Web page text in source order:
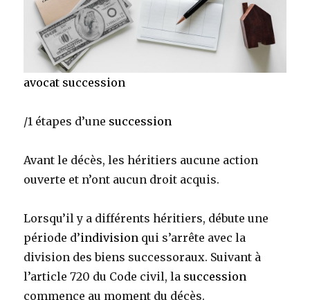
avocat succession
/1 étapes d’une succession
Avant le décès, les héritiers aucune action
ouverte et n’ont aucun droit acquis.
Lorsqu’il y a différents héritiers, débute une
période d’indivision qui s’arrête avec la
division des biens successoraux. Suivant à
l’article 720 du Code civil, la succession
commence au moment du décès.